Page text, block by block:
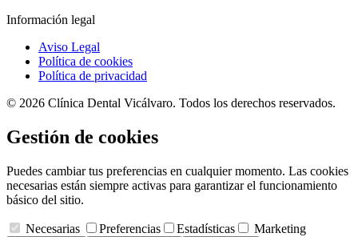
Información legal
Aviso Legal
Política de cookies
Política de privacidad
© 2026 Clínica Dental Vicálvaro. Todos los derechos reservados.
Gestión de cookies
Puedes cambiar tus preferencias en cualquier momento. Las cookies
necesarias están siempre activas para garantizar el funcionamiento
básico del sitio.
Necesarias Preferencias Estadísticas Marketing